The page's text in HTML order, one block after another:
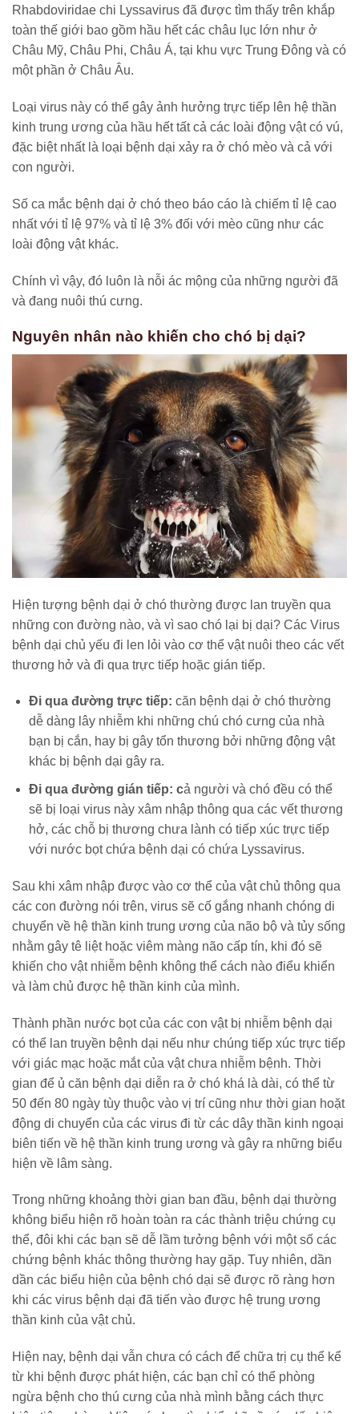
Rhabdoviridae chi Lyssavirus đã được tìm thấy trên khắp
toàn thế giới bao gồm hầu hết các châu lục lớn như ở
Châu Mỹ, Châu Phi, Châu Á, tại khu vực Trung Đông và có
một phần ở Châu Âu.
Loại virus này có thể gây ảnh hưởng trực tiếp lên hệ thần
kinh trung ương của hầu hết tất cả các loài động vật có vú,
đặc biệt nhất là loại bệnh dại xảy ra ở chó mèo và cả với
con người.
Số ca mắc bệnh dại ở chó theo báo cáo là chiếm tỉ lệ cao
nhất với tỉ lệ 97% và tỉ lệ 3% đối với mèo cũng như các
loài động vật khác.
Chính vì vậy, đó luôn là nỗi ác mộng của những người đã
và đang nuôi thú cưng.
Nguyên nhân nào khiến cho chó bị dại?
Hiện tượng bệnh dại ở chó thường được lan truyền qua
những con đường nào, và vì sao chó lại bị dại? Các Virus
bệnh dại chủ yếu đi len lỏi vào cơ thể vật nuôi theo các vết
thương hở và đi qua trực tiếp hoặc gián tiếp.
Đi qua đường trực tiếp: căn bệnh dại ở chó thường
dễ dàng lây nhiễm khi những chú chó cưng của nhà
bạn bị cắn, hay bị gây tổn thương bởi những động vật
khác bị bệnh dại gây ra.
Đi qua đường gián tiếp: cả người và chó đều có thể
sẽ bị loại virus này xâm nhập thông qua các vết thương
hở, các chỗ bị thương chưa lành có tiếp xúc trực tiếp
với nước bọt chứa bệnh dại có chứa Lyssavirus.
Sau khi xâm nhập được vào cơ thể của vật chủ thông qua
các con đường nói trên, virus sẽ cố gắng nhanh chóng di
chuyển về hệ thần kinh trung ương của não bộ và tủy sống
nhằm gây tê liệt hoặc viêm màng não cấp tín, khi đó sẽ
khiến cho vật nhiễm bệnh không thể cách nào điểu khiển
và làm chủ được hệ thần kinh của mình.
Thành phần nước bọt của các con vật bị nhiễm bệnh dại
có thể lan truyền bệnh dại nếu như chúng tiếp xúc trực tiếp
với giác mạc hoặc mắt của vật chưa nhiễm bệnh. Thời
gian để ủ căn bệnh dại diễn ra ở chó khá là dài, có thể từ
50 đến 80 ngày tùy thuộc vào vị trí cũng như thời gian hoặt
động di chuyển của các virus đi từ các dây thần kinh ngoại
biên tiến về hệ thần kinh trung ương và gây ra những biểu
hiện về lâm sàng.
Trong những khoảng thời gian ban đầu, bệnh dại thường
không biểu hiện rõ hoàn toàn ra các thành triệu chứng cụ
thể, đôi khi các bạn sẽ dễ lầm tưởng bệnh với một số các
chứng bệnh khác thông thường hay gặp. Tuy nhiên, dần
dần các biểu hiện của bệnh chó dại sẽ được rõ ràng hơn
khi các virus bệnh dại đã tiến vào được hệ trung ương
thần kinh của vật chủ.
Hiện nay, bệnh dại vẫn chưa có cách để chữa trị cụ thể kể
từ khi bệnh được phát hiện, các bạn chỉ có thể phòng
ngừa bệnh cho thú cưng của nhà mình bằng cách thực